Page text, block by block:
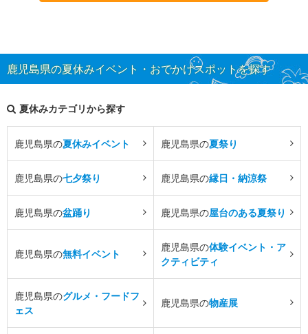
鹿児島県の夏休みイベント・おでかけスポットを探す
夏休みカテゴリから探す
鹿児島県の夏休みイベント 鹿児島県の夏祭り
鹿児島県の七夕祭り 鹿児島県の縁日・納涼祭
鹿児島県の盆踊り 鹿児島県の屋台のある夏祭り
鹿児島県の無料イベント
鹿児島県の体験イベント・ア
クティビティ
鹿児島県のグルメ・フードフ
ェス
鹿児島県の物産展